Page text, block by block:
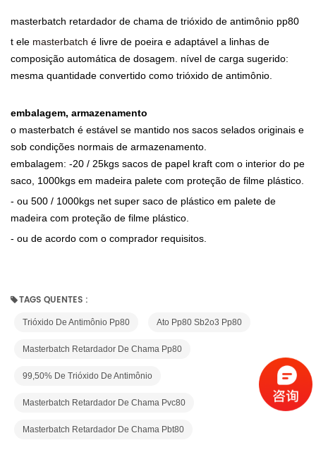
masterbatch retardador de chama de trióxido de antimônio pp80
t ele masterbatch é livre de poeira e adaptável a linhas de
composição automática de dosagem. nível de carga sugerido:
mesma quantidade convertido como trióxido de antimônio.
embalagem, armazenamento
o masterbatch é estável se mantido nos sacos selados originais e
sob condições normais de armazenamento.
embalagem: -20 / 25kgs sacos de papel kraft com o interior do pe
saco, 1000kgs em madeira palete com proteção de filme plástico.
- ou 500 / 1000kgs net super saco de plástico em palete de
madeira com proteção de filme plástico.
- ou de acordo com o comprador requisitos.
TAGS QUENTES :
Trióxido De Antimônio Pp80 Ato Pp80 Sb2o3 Pp80
Masterbatch Retardador De Chama Pp80
99,50% De Trióxido De Antimônio
Masterbatch Retardador De Chama Pvc80
Masterbatch Retardador De Chama Pbt80